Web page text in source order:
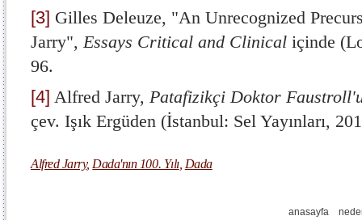
[3] Gilles Deleuze, "An Unrecognized
Jarry",Essays Critical and Clinical içinde
96.
[4] Alfred Jarry, Patafizikçi Doktor
çev. Işık Ergüden (İstanbul: Sel Yayınları,
Alfred Jarry,Dada'nın 100. Yılı, Dada
anasayfa